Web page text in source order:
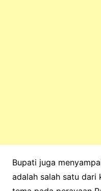
Bupati juga
adalah salah satu dari